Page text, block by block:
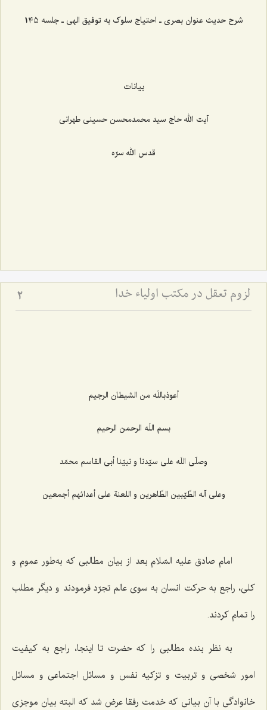
شرح حدیث عنوان بصری ـ احتیاج سلوک به توفیق الهی ـ جلسه 145
بیانات
آیت الله حاج سید محمدمحسن حسینی طهرانی
قدس الله سرّه
لزوم تعقل در مکتب اولیاء خدا 2
أعوذباللَه من الشيطان الرجيم‌
بسم اللَه الرحمن الرحيم‌
وصلّى اللَه على سيّدنا و نبيّنا أبى القاسم محمّد
وعلى آله الطّيّبين الطّاهرين و اللعنة على أعدائهم أجمعين‌
امام صادق علیه السّلام بعد از بیان مطالبی كه به‌طور عموم و
كلی، راجع به حركت انسان به سوی عالم تجرّد فرمودند و دیگر مطلب
را تمام كردند.
به نظر بنده مطالبی را كه حضرت تا اینجا، راجع به كیفیت
امور شخصی و تربیت و تزكیه نفس و مسائل اجتماعی و مسائل
خانوادگی با آن بیانی كه خدمت رفقا عرض شد كه البته بیان موجزی